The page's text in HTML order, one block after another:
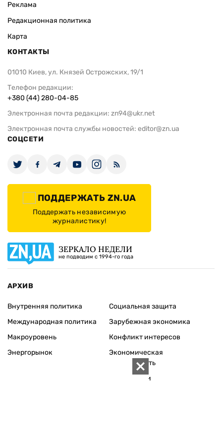
Реклама
Редакционная политика
Карта
КОНТАКТЫ
01010 Киев, ул. Князей Острожских, 19/1
Телефон редакции:
+380 (44) 280-04-85
Электронная почта редакции: zn94@ukr.net
Электронная почта службы новостей: editor@zn.ua
СОЦСЕТИ
ПОДДЕРЖАТЬ ZN.UA
Поддержать независимую
журналистику!
ЗЕРКАЛО НЕДЕЛИ
не подводим с 1994-го года
АРХИВ
Внутренняя политика
Международная политика
Макроуровень
Энергорынок
Социальная защита
Зарубежная экономика
Конфликт интересов
Экономическая
безопасность
Персоналии